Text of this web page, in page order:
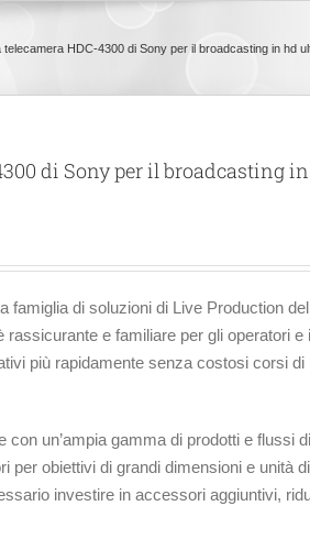
telecamera HDC-4300 di Sony per il broadcasting in hd
di Sony per il broadcasting
famiglia di soluzioni di Live Production
e familiare per gli operatori e i
più rapidamente senza costosi corsi di
con un’ampia gamma di prodotti e flussi di
per obiettivi di grandi dimensioni e unità di
investire in accessori aggiuntivi,